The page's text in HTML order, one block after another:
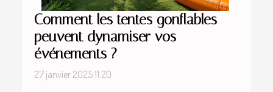
Comment les tentes gonflables
peuvent dynamiser vos
événements ?
27 janvier 2025 11:20